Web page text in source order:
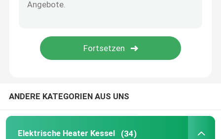
Mittelfrequenzofen
HochfrequenzHeizung der induktion
Aluminium-Induktionsöfen
EM Dampferzeuger
ANDERE KATEGORIEN AUS UNS
Elektrische Heater Kessel (34)